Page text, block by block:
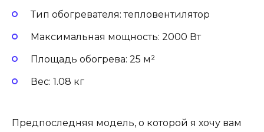
Тип обогревателя: тепловентилятор
Максимальная мощность: 2000 Вт
Площадь обогрева: 25 м²
Вес: 1.08 кг
Предпоследняя модель, о которой я хочу вам